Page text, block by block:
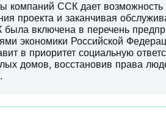
компаний ССК дает
проекта и заканчивая
включена в перечень
экономики Российской
в приоритет социальную
домов, восстановив права